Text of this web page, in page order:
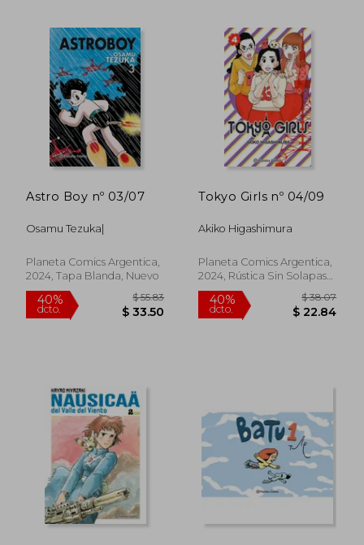
40%
dcto. $ 22.22 $
Astro Boy nº 03/07
Osamu Tezuka|
Planeta Comics Argentica,
2024, Tapa Blanda, Nuevo
Tokyo Girls nº 04/09
Akiko Higashimura
Planeta Comics Argentica,
2024, Rústica Sin Solapas
Con S/cub., Nuevo